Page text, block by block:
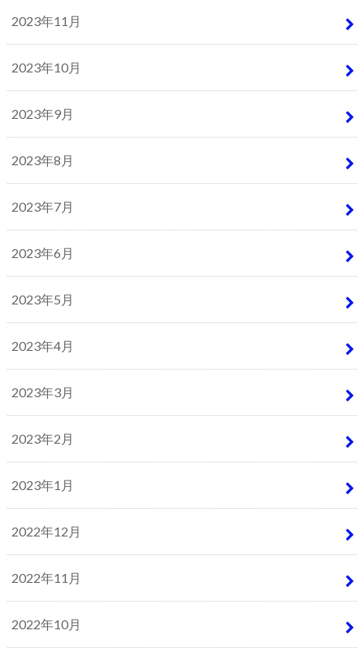
2023年11月
2023年10月
2023年9月
2023年8月
2023年7月
2023年6月
2023年5月
2023年4月
2023年3月
2023年2月
2023年1月
2022年12月
2022年11月
2022年10月